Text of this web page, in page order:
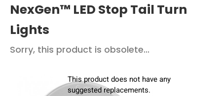
NexGen™ LED Stop Tail Turn
Lights
Sorry, this product is obsolete...
This product does not have any
suggested replacements.